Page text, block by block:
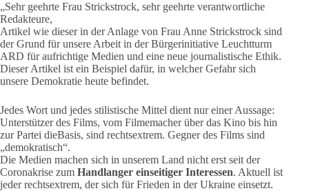
„Sehr geehrte Frau Strickstrock, sehr geehrte verantwortliche
Redakteure,
Artikel wie dieser in der Anlage von Frau Anne Strickstrock sind
der Grund für unsere Arbeit in der Bürgerinitiative Leuchtturm
ARD für aufrichtige Medien und eine neue journalistische Ethik.
Dieser Artikel ist ein Beispiel dafür, in welcher Gefahr sich
unsere Demokratie heute befindet.
Jedes Wort und jedes stilistische Mittel dient nur einer Aussage:
Unterstützer des Films, vom Filmemacher über das Kino bis hin
zur Partei dieBasis, sind rechtsextrem. Gegner des Films sind
„demokratisch“.
Die Medien machen sich in unserem Land nicht erst seit der
Coronakrise zum Handlanger einseitiger Interessen. Aktuell ist
jeder rechtsextrem, der sich für Frieden in der Ukraine einsetzt.